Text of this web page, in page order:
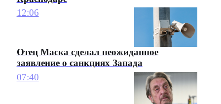
12:06
Отец Маска сделал неожиданное
заявление о санкциях Запада
07:40